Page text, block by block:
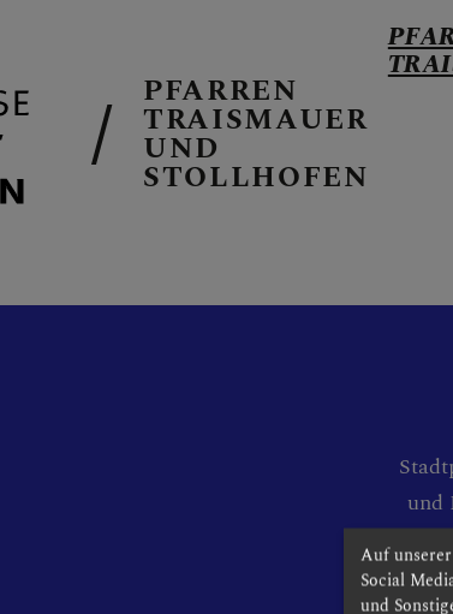
PFARREN
TRAISMAUER
UND
STOLLHOFEN
und
Auf
Social
und